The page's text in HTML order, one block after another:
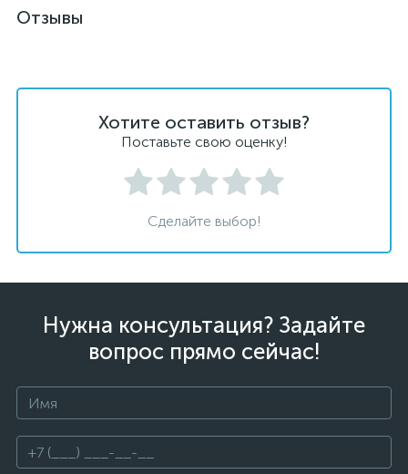
Отзывы
Хотите оставить отзыв?
Поставьте свою оценку!
Сделайте выбор!
Нужна консультация? Задайте
вопрос прямо сейчас!